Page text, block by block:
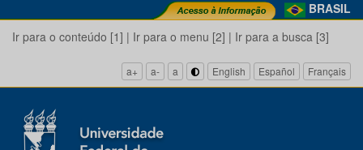
BRASIL
Ir para o conteúdo [1] | Ir para o menu [2] | Ir para a busca [3]
a+ a- a English Español Français